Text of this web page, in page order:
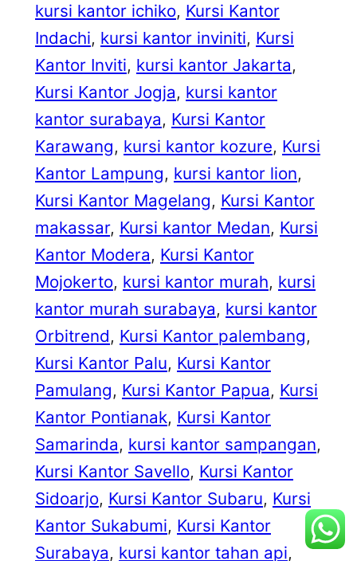
kursi kantor ichiko, Kursi Kantor
Indachi, kursi kantor inviniti, Kursi
Kantor Inviti, kursi kantor Jakarta
Kursi Kantor Jogja, kursi kantor
kantor surabaya, Kursi Kantor
Karawang, kursi kantor kozure, Kursi
Kantor Lampung, kursi kantor lion
Kursi Kantor Magelang, Kursi Kantor
makassar, Kursi kantor Medan, Kursi
Kantor Modera, Kursi Kantor
Mojokerto, kursi kantor murah, kursi
kantor murah surabaya, kursi kantor
Orbitrend, Kursi Kantor palembang
Kursi Kantor Palu, Kursi Kantor
Pamulang, Kursi Kantor Papua, Kursi
Kantor Pontianak, Kursi Kantor
Samarinda, kursi kantor sampangan
Kursi Kantor Savello, Kursi Kantor
Sidoarjo, Kursi Kantor Subaru, Kursi
Kantor Sukabumi, Kursi Kantor
Surabaya, kursi kantor tahan api